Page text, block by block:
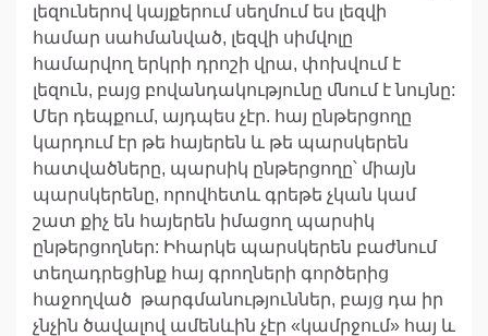
լեզուներով կայքերում սեղմում ես լեզվի
համար սահմանված, լեզվի սիմվոլը
համարվող երկրի դրոշի վրա, փոխվում է
լեզուն, բայց բովանդակությունը մնում է նույնը:
Մեր դեպքում, այդպես չէր. հայ ընթերցողը
կարդում էր թե հայերեն և թե պարսկերեն
հատվածները, պարսիկ ընթերցողը՝ միայն
պարսկերենը, որովհետև գրեթե չկան կամ
շատ քիչ են հայերեն իմացող պարսիկ
ընթերցողներ: Իհարկե պարսկերեն բաժնում
տեղադրեցինք հայ գրողների գործերից
հաջողված թարգմանություններ, բայց դա իր
չնչին ծավալով ամենևին չէր «կամրջում» հայ և